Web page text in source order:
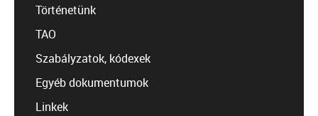
Történetünk
TAO
Szabályzatok, kódexek
Egyéb dokumentumok
Linkek